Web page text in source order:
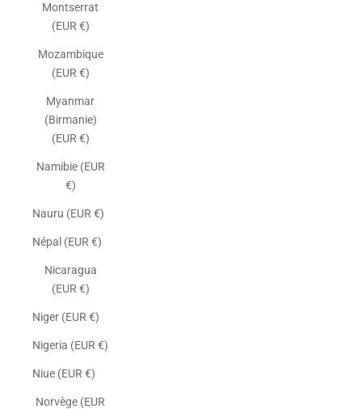
Montserrat
(EUR €)
Mozambique
(EUR €)
Myanmar
(Birmanie)
(EUR €)
Namibie (EUR
€)
Nauru (EUR €)
Népal (EUR €)
Nicaragua
(EUR €)
Niger (EUR €)
Nigeria (EUR €)
Niue (EUR €)
Norvège (EUR